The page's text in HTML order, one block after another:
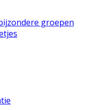
groepen